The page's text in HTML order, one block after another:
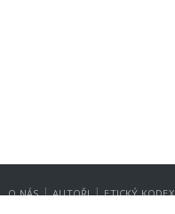
O NÁS | AUTOŘI | ETICKÝ KODEX